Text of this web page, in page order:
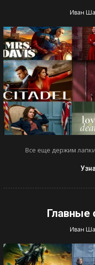
Иван
Все еще держим
Главные
Иван